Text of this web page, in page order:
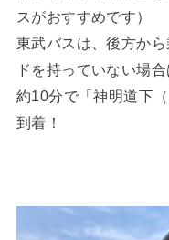
スがおすすめです）
東武バスは、後方か
ドを持っていない場
約10分で「神明道下
到着！